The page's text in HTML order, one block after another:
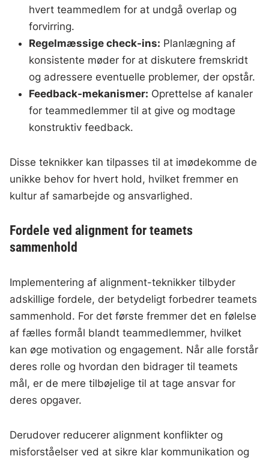
hvert teammedlem for at undgå overlap og
forvirring.
Regelmæssige check-ins: Planlægning af
konsistente møder for at diskutere fremskridt
og adressere eventuelle problemer, der opstår.
Feedback-mekanismer: Oprettelse af kanaler
for teammedlemmer til at give og modtage
konstruktiv feedback.
Disse teknikker kan tilpasses til at imødekomme de
unikke behov for hvert hold, hvilket fremmer en
kultur af samarbejde og ansvarlighed.
Fordele ved alignment for teamets
sammenhold
Implementering af alignment-teknikker tilbyder
adskillige fordele, der betydeligt forbedrer teamets
sammenhold. For det første fremmer det en følelse
af fælles formål blandt teammedlemmer, hvilket
kan øge motivation og engagement. Når alle forstår
deres rolle og hvordan den bidrager til teamets
mål, er de mere tilbøjelige til at tage ansvar for
deres opgaver.
Derudover reducerer alignment konflikter og
misforståelser ved at sikre klar kommunikation og